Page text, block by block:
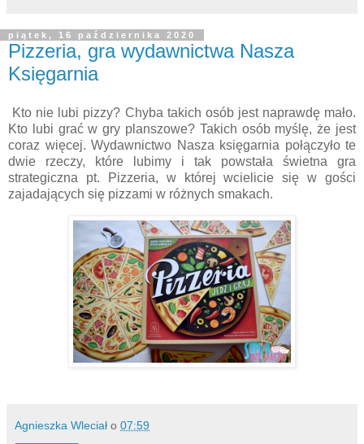
piątek, 16 października 2020
Pizzeria, gra wydawnictwa Nasza
Księgarnia
Kto nie lubi pizzy? Chyba takich osób jest naprawdę mało.
Kto lubi grać w gry planszowe? Takich osób myślę, że jest
coraz więcej. Wydawnictwo Nasza księgarnia połączyło te
dwie rzeczy, które lubimy i tak powstała świetna gra
strategiczna pt. Pizzeria, w której wcielicie się w gości
zajadających się pizzami w różnych smakach.
Agnieszka Wleciał o 07:59